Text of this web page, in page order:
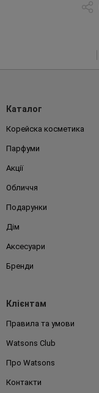
Каталог
Корейска косметика
Парфуми
Акції
Обличчя
Подарунки
Дім
Аксесуари
Бренди
Клієнтам
Правила та умови
Watsons Club
Про Watsons
Контакти